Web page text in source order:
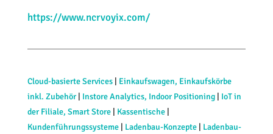
https://www.ncrvoyix.com/
Cloud-basierte Services| Einkaufswagen, Einkaufskörbe
inkl. Zubehör| Instore Analytics, Indoor Positioning| IoT in
der Filiale, Smart Store| Kassentische|
Kundenführungssysteme| Ladenbau-Konzepte| Ladenbau-